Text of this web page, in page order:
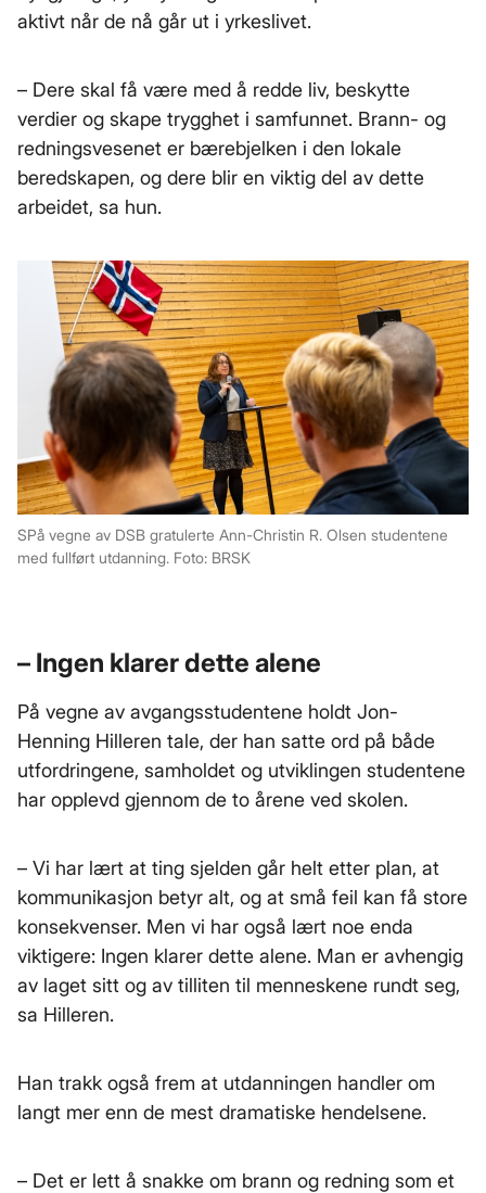
aktivt når de nå går ut i yrkeslivet.
– Dere skal få være med å redde liv, beskytte
verdier og skape trygghet i samfunnet. Brann- og
redningsvesenet er bærebjelken i den lokale
beredskapen, og dere blir en viktig del av dette
arbeidet, sa hun.
SPå vegne av DSB gratulerte Ann-Christin R. Olsen studentene
med fullført utdanning. Foto: BRSK
– Ingen klarer dette alene
På vegne av avgangsstudentene holdt Jon-
Henning Hilleren tale, der han satte ord på både
utfordringene, samholdet og utviklingen studentene
har opplevd gjennom de to årene ved skolen.
– Vi har lært at ting sjelden går helt etter plan, at
kommunikasjon betyr alt, og at små feil kan få store
konsekvenser. Men vi har også lært noe enda
viktigere: Ingen klarer dette alene. Man er avhengig
av laget sitt og av tilliten til menneskene rundt seg,
sa Hilleren.
Han trakk også frem at utdanningen handler om
langt mer enn de mest dramatiske hendelsene.
– Det er lett å snakke om brann og redning som et